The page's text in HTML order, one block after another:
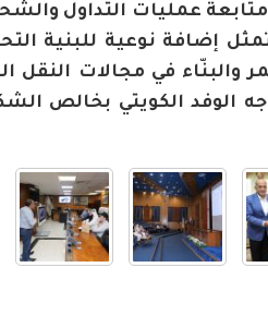
ومتابعة عمليات التداول
إضافة نوعية للبنية
والبنّاء في مجالات النقل
الوفد الكويتي بخالص